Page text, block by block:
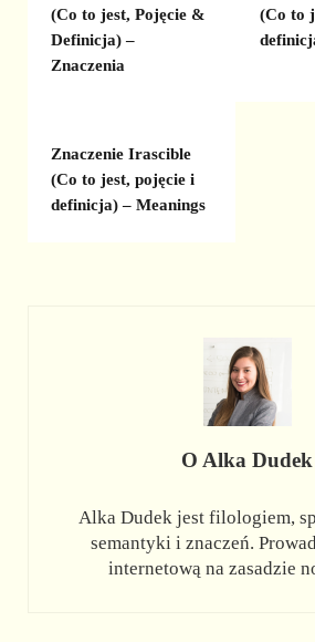
(Co to jest, Pojęcie &
Definicja) –
Znaczenia
(Co to
Znaczenie Irascible
(Co to jest, pojęcie i
definicja) – Meanings
O Alka Dudek
Alka Dudek jest filologiem,
semantyki i znaczeń.
internetową na zasadzie